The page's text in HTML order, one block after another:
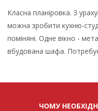
Класна планіровка. З
можна зробити кухню-
поміняні. Одне вікно -
вбудована шафа.
ЧОМУ